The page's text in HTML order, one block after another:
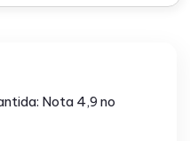
Nota 4,9 no